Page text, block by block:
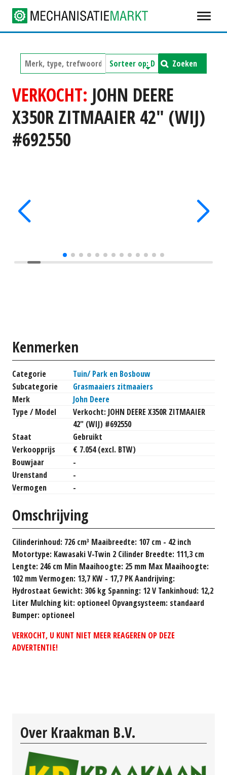
Zoeken
VERKOCHT: JOHN DEERE
X350R ZITMAAIER 42" (WIJ)
#692550
Kenmerken
Categorie
Tuin/ Park en Bosbouw
Subcategorie
Grasmaaiers zitmaaiers
Merk
John Deere
Type / Model
Verkocht: JOHN DEERE X350R ZITMAAIER
42" (WIJ) #692550
Staat
Gebruikt
Verkoopprijs
€ 7.054 (excl. BTW)
Bouwjaar
-
Urenstand
-
Vermogen
-
Omschrijving
Cilinderinhoud: 726 cm³ Maaibreedte: 107 cm - 42 inch
Motortype: Kawasaki V-Twin 2 Cilinder Breedte: 111,3 cm
Lengte: 246 cm Min Maaihoogte: 25 mm Max Maaihoogte:
102 mm Vermogen: 13,7 KW - 17,7 PK Aandrijving:
Hydrostaat Gewicht: 306 kg Spanning: 12 V Tankinhoud: 12,2
Liter Mulching kit: optioneel Opvangsysteem: standaard
Bumper: optioneel
VERKOCHT, U KUNT NIET MEER REAGEREN OP DEZE
ADVERTENTIE!
Over Kraakman B.V.